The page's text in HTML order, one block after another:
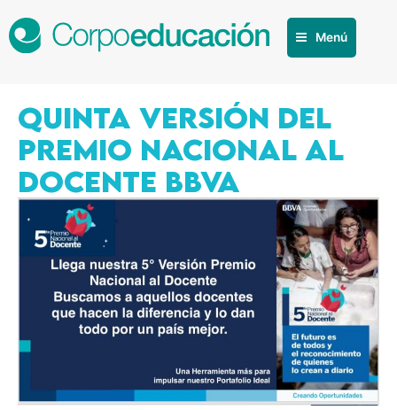
Menú
QUINTA VERSIÓN DEL
PREMIO NACIONAL AL
DOCENTE BBVA